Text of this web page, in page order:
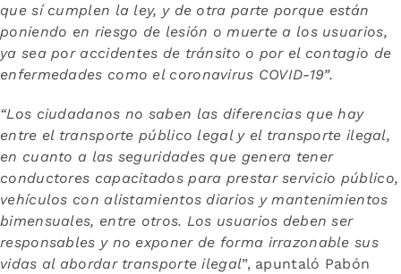
que sí cumplen la ley, y de otra parte porque están
poniendo en riesgo de lesión o muerte a los usuarios,
ya sea por accidentes de tránsito o por el contagio de
enfermedades como el coronavirus COVID-19”.
“Los ciudadanos no saben las diferencias que hay
entre el transporte público legal y el transporte ilegal,
en cuanto a las seguridades que genera tener
conductores capacitados para prestar servicio público,
vehículos con alistamientos diarios y mantenimientos
bimensuales, entre otros. Los usuarios deben ser
responsables y no exponer de forma irrazonable sus
vidas al abordar transporte ilegal”, apuntaló Pabón